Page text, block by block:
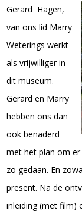
Gerard Hagen,
van ons lid Marry
Weterings werkt
als vrijwilliger in
dit museum.
Gerard en Marry
hebben ons dan
ook benaderd
met het plan om
zo gedaan. En
present. Na de
inleiding (met film)